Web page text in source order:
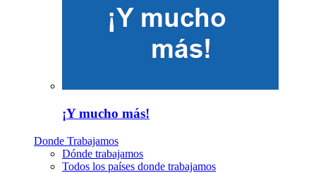
¡Y mucho más!
Donde Trabajamos
Dónde trabajamos
Todos los países donde trabajamos